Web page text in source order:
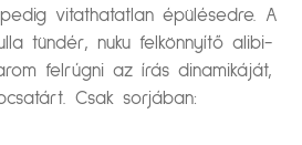
vitathatatlan épülésedre. A
tündér, nuku felkönnyítő alibi-
felrúgni az írás dinamikáját,
Csak sorjában: